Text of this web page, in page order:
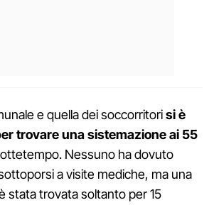
e quella dei soccorritorisi è
trovare una sistemazione ai 55
Nessuno ha dovuto
a visite mediche, ma una
stata trovata soltanto per 15